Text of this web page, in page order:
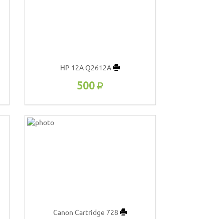
HP 12A Q2612A
500
Canon Cartridge 728